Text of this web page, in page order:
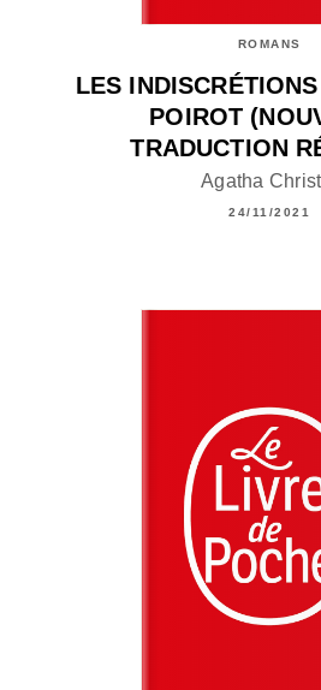
ROMANS
LES
POIROT
TRADUCTION
Agatha
24/11/2021